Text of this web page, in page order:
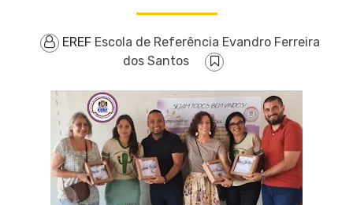
EREF Escola de Referência Evandro Ferreira
dos Santos